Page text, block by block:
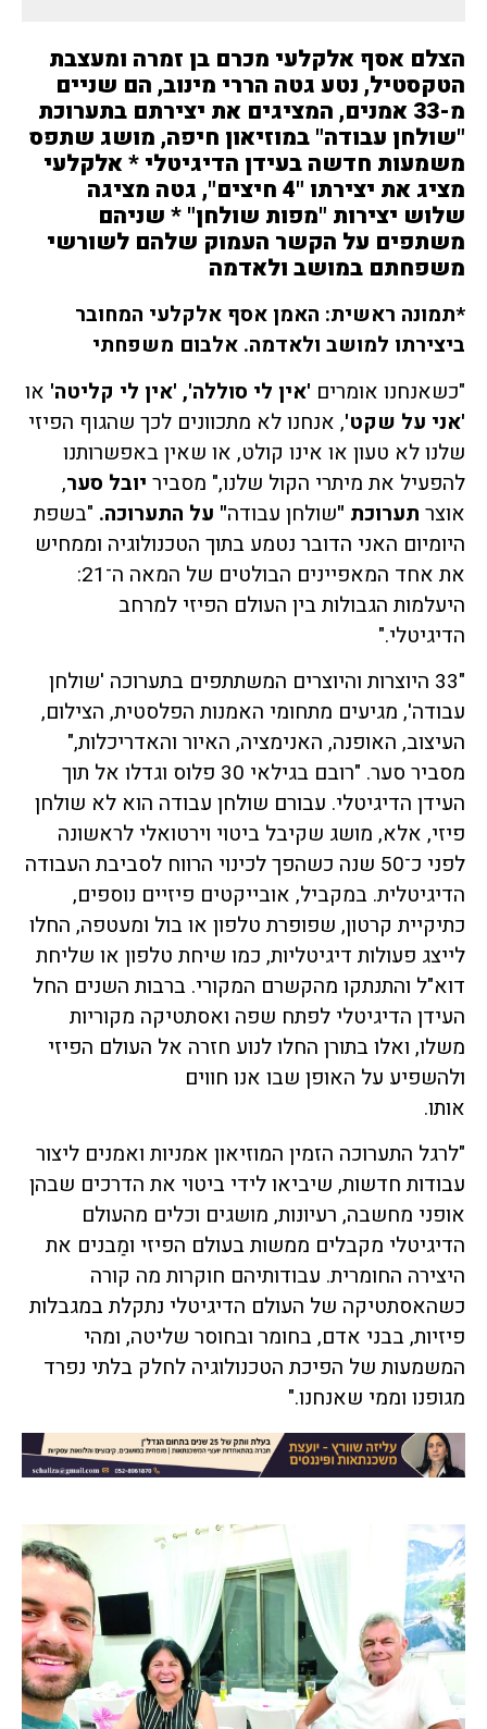
הצלם אסף אלקלעי מכרם בן זמרה ומעצבת
הטקסטיל, נטע גטה הררי מינוב, הם שניים
מ-33 אמנים, המציגים את יצירתם בתערוכת
"שולחן עבודה" במוזיאון חיפה, מושג שתפס
משמעות חדשה בעידן הדיגיטלי * אלקלעי
מציג את יצירתו "4 חיצים", גטה מציגה
שלוש יצירות "מפות שולחן" * שניהם
משתפים על הקשר העמוק שלהם לשורשי
משפחתם במושב ולאדמה
*תמונה ראשית: האמן אסף אלקלעי המחובר
ביצירתו למושב ולאדמה. אלבום משפחתי
"כשאנחנו אומרים 'אין לי סוללה',
'אין לי קליטה' או
'אני על שקט', אנחנו לא מתכוונים לכך שהגוף הפיזי
שלנו לא טעון או אינו קולט, או שאין באפשרותנו
להפעיל את מיתרי הקול שלנו," מסביר יובל סער,
אוצר תערוכת "שולחן עבודה" על התערוכה. "בשפת
היומיום האני הדובר נטמע בתוך הטכנולוגיה וממחיש
את אחד המאפיינים הבולטים של המאה ה־21:
היעלמות הגבולות בין העולם הפיזי למרחב
הדיגיטלי."
"33 היוצרות והיוצרים המשתתפים בתערוכה 'שולחן
עבודה', מגיעים מתחומי האמנות הפלסטית, הצילום,
העיצוב, האופנה, האנימציה, האיור והאדריכלות,"
מסביר סער. "רובם בגילאי 30 פלוס וגדלו אל תוך
העידן הדיגיטלי. עבורם שולחן עבודה הוא לא שולחן
פיזי, אלא, מושג שקיבל ביטוי וירטואלי לראשונה
לפני כ־50 שנה כשהפך לכינוי הרווח לסביבת העבודה
הדיגיטלית. במקביל, אובייקטים פיזיים נוספים,
כתיקיית קרטון, שפופרת טלפון או בול ומעטפה, החלו
לייצג פעולות דיגיטליות, כמו שיחת טלפון או שליחת
דוא"ל והתנתקו מהקשרם המקורי. ברבות השנים החל
העידן הדיגיטלי לפתח שפה ואסתטיקה מקוריות
משלו, ואלו בתורן החלו לנוע חזרה אל העולם הפיזי
ולהשפיע על האופן שבו אנו חווים
אותו.
"לרגל התערוכה הזמין המוזיאון אמניות ואמנים ליצור
עבודות חדשות, שיביאו לידי ביטוי את הדרכים שבהן
אופני מחשבה, רעיונות, מושגים וכלים מהעולם
הדיגיטלי מקבלים ממשות בעולם הפיזי ומַבנים את
היצירה החומרית. עבודותיהם חוקרות מה קורה
כשהאסתטיקה של העולם הדיגיטלי נתקלת במגבלות
פיזיות, בבני אדם, בחומר ובחוסר שליטה, ומהי
המשמעות של הפיכת הטכנולוגיה לחלק בלתי נפרד
מגופנו וממי שאנחנו."